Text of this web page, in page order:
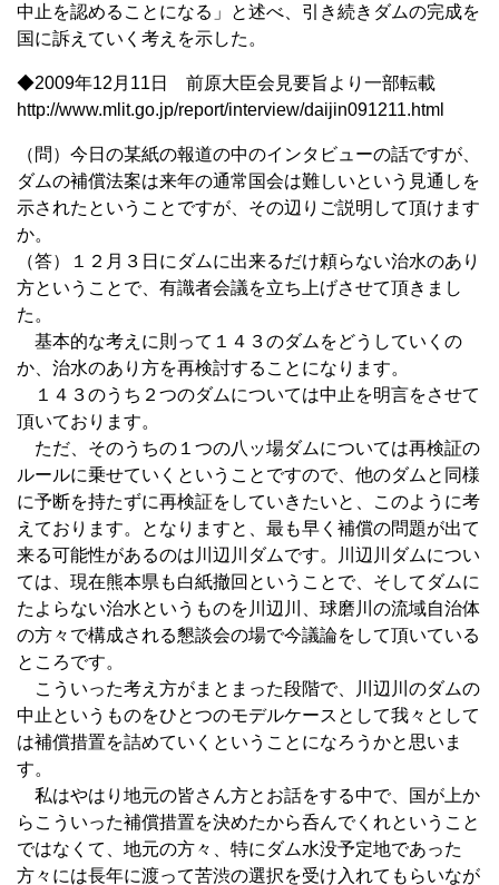
中止を認めることになる」と述べ、引き続きダムの完成を
国に訴えていく考えを示した。
◆2009年12月11日 前原大臣会見要旨より一部転載
http://www.mlit.go.jp/report/interview/daijin091211.html
（問）今日の某紙の報道の中のインタビューの話ですが、
ダムの補償法案は来年の通常国会は難しいという見通しを
示されたということですが、その辺りご説明して頂けます
か。
（答）１２月３日にダムに出来るだけ頼らない治水のあり
方ということで、有識者会議を立ち上げさせて頂きまし
た。
基本的な考えに則って１４３のダムをどうしていくの
か、治水のあり方を再検討することになります。
１４３のうち２つのダムについては中止を明言をさせて
頂いております。
ただ、そのうちの１つの八ッ場ダムについては再検証の
ルールに乗せていくということですので、他のダムと同様
に予断を持たずに再検証をしていきたいと、このように考
えております。となりますと、最も早く補償の問題が出て
来る可能性があるのは川辺川ダムです。川辺川ダムについ
ては、現在熊本県も白紙撤回ということで、そしてダムに
たよらない治水というものを川辺川、球磨川の流域自治体
の方々で構成される懇談会の場で今議論をして頂いている
ところです。
こういった考え方がまとまった段階で、川辺川のダムの
中止というものをひとつのモデルケースとして我々として
は補償措置を詰めていくということになろうかと思いま
す。
私はやはり地元の皆さん方とお話をする中で、国が上か
らこういった補償措置を決めたから呑んでくれということ
ではなくて、地元の方々、特にダム水没予定地であった
方々には長年に渡って苦渋の選択を受け入れてもらいなが